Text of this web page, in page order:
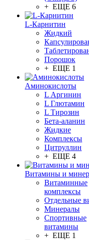
+ ЕЩЕ 6
L-Карнитин
Жидкий
Порошок
+ ЕЩЕ 1
Аминокислоты
L Аргинин
L Глютамин
L Тирозин
Бета-аланин
Жидкие
Комплексы
Цитруллин
+ ЕЩЕ 4
Витамины и
Витаминные
комплексы
Отдельные
Минералы
Спортивные
витамины
+ ЕЩЕ 1